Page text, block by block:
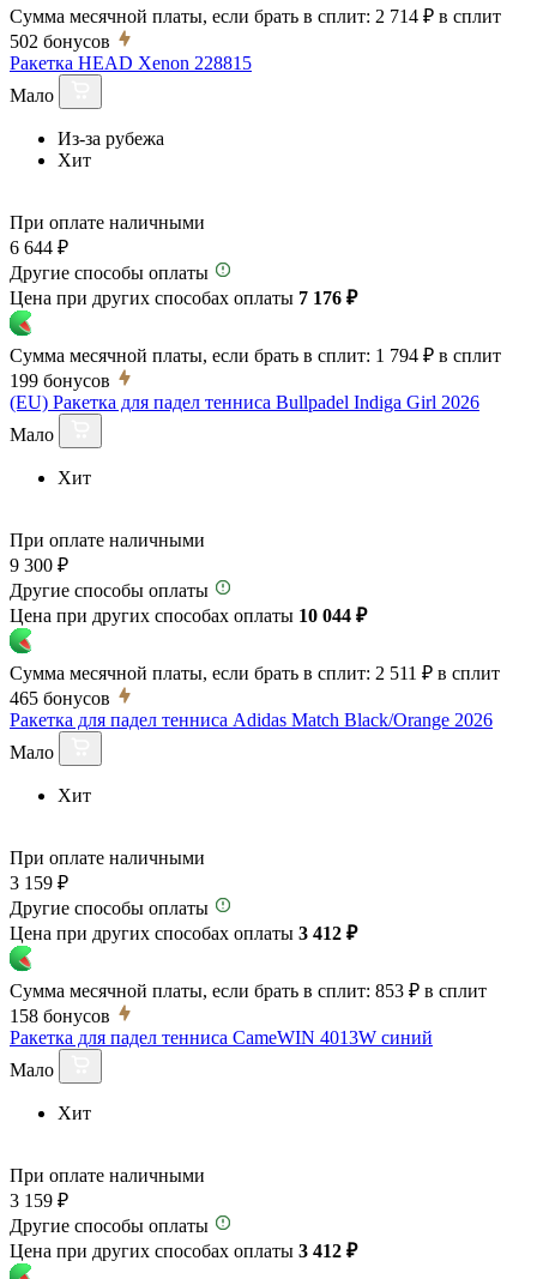
Сумма месячной платы, если брать в сплит: 2 714 ₽ в сплит
502 бонусов
Ракетка HEAD Xenon 228815
Мало
Из-за рубежа
Хит
При оплате наличными
6 644 ₽
Другие способы оплаты
Цена при других способах оплаты 7 176 ₽
Сумма месячной платы, если брать в сплит: 1 794 ₽ в сплит
199 бонусов
(EU) Ракетка для падел тенниса Bullpadel Indiga Girl 2026
Мало
Хит
При оплате наличными
9 300 ₽
Другие способы оплаты
Цена при других способах оплаты 10 044 ₽
Сумма месячной платы, если брать в сплит: 2 511 ₽ в сплит
465 бонусов
Ракетка для падел тенниса Adidas Match Black/Orange 2026
Мало
Хит
При оплате наличными
3 159 ₽
Другие способы оплаты
Цена при других способах оплаты 3 412 ₽
Сумма месячной платы, если брать в сплит: 853 ₽ в сплит
158 бонусов
Ракетка для падел тенниса CameWIN 4013W синий
Мало
Хит
При оплате наличными
3 159 ₽
Другие способы оплаты
Цена при других способах оплаты 3 412 ₽